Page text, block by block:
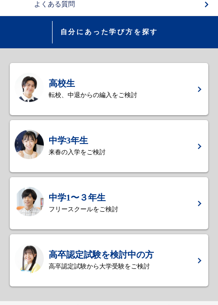
よくある質問
自分にあった学び方を探す
高校生
転校、中退からの編入をご検討
中学3年生
来春の入学をご検討
中学1〜３年生
フリースクールをご検討
高卒認定試験を検討中の方
高卒認定試験から大学受験をご検討